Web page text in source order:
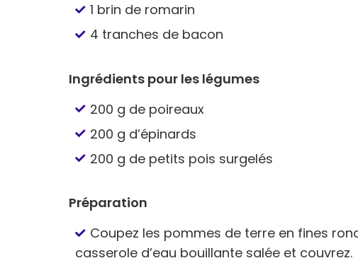
1 brin de romarin
4 tranches de bacon
Ingrédients pour les légumes
200 g de poireaux
200 g d’épinards
200 g de petits pois surgelés
Préparation
Coupez les pommes de terre en fines
casserole d’eau bouillante salée et couvrez.